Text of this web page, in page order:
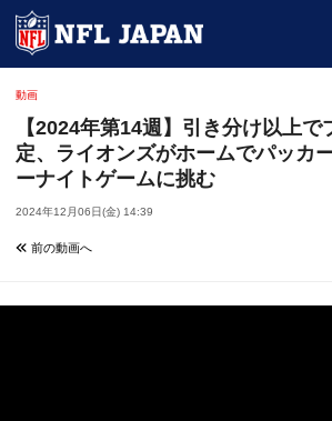
動画
【2024年第14週】引き分け以上
定、ライオンズがホームでパッカ
ーナイトゲームに挑む
2024年12月06日(金) 14:39
前の動画へ